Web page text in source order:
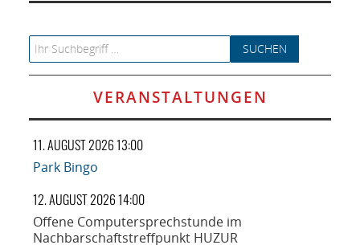
Search for:
VERANSTALTUNGEN
11. AUGUST 2026 13:00
Park Bingo
12. AUGUST 2026 14:00
Offene Computersprechstunde im
Nachbarschaftstreffpunkt HUZUR